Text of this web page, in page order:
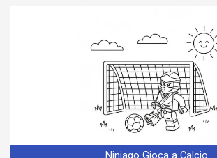
Ninjago Gioca a Calcio